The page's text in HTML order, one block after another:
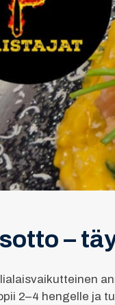
–
2–4 hengelle ja